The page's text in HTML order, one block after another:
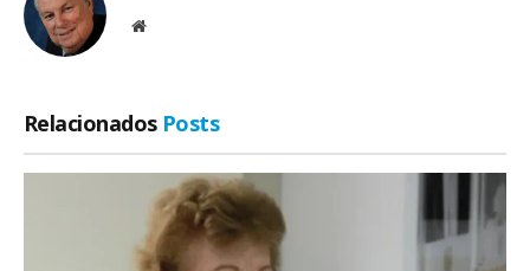
Site
Relacionados Posts